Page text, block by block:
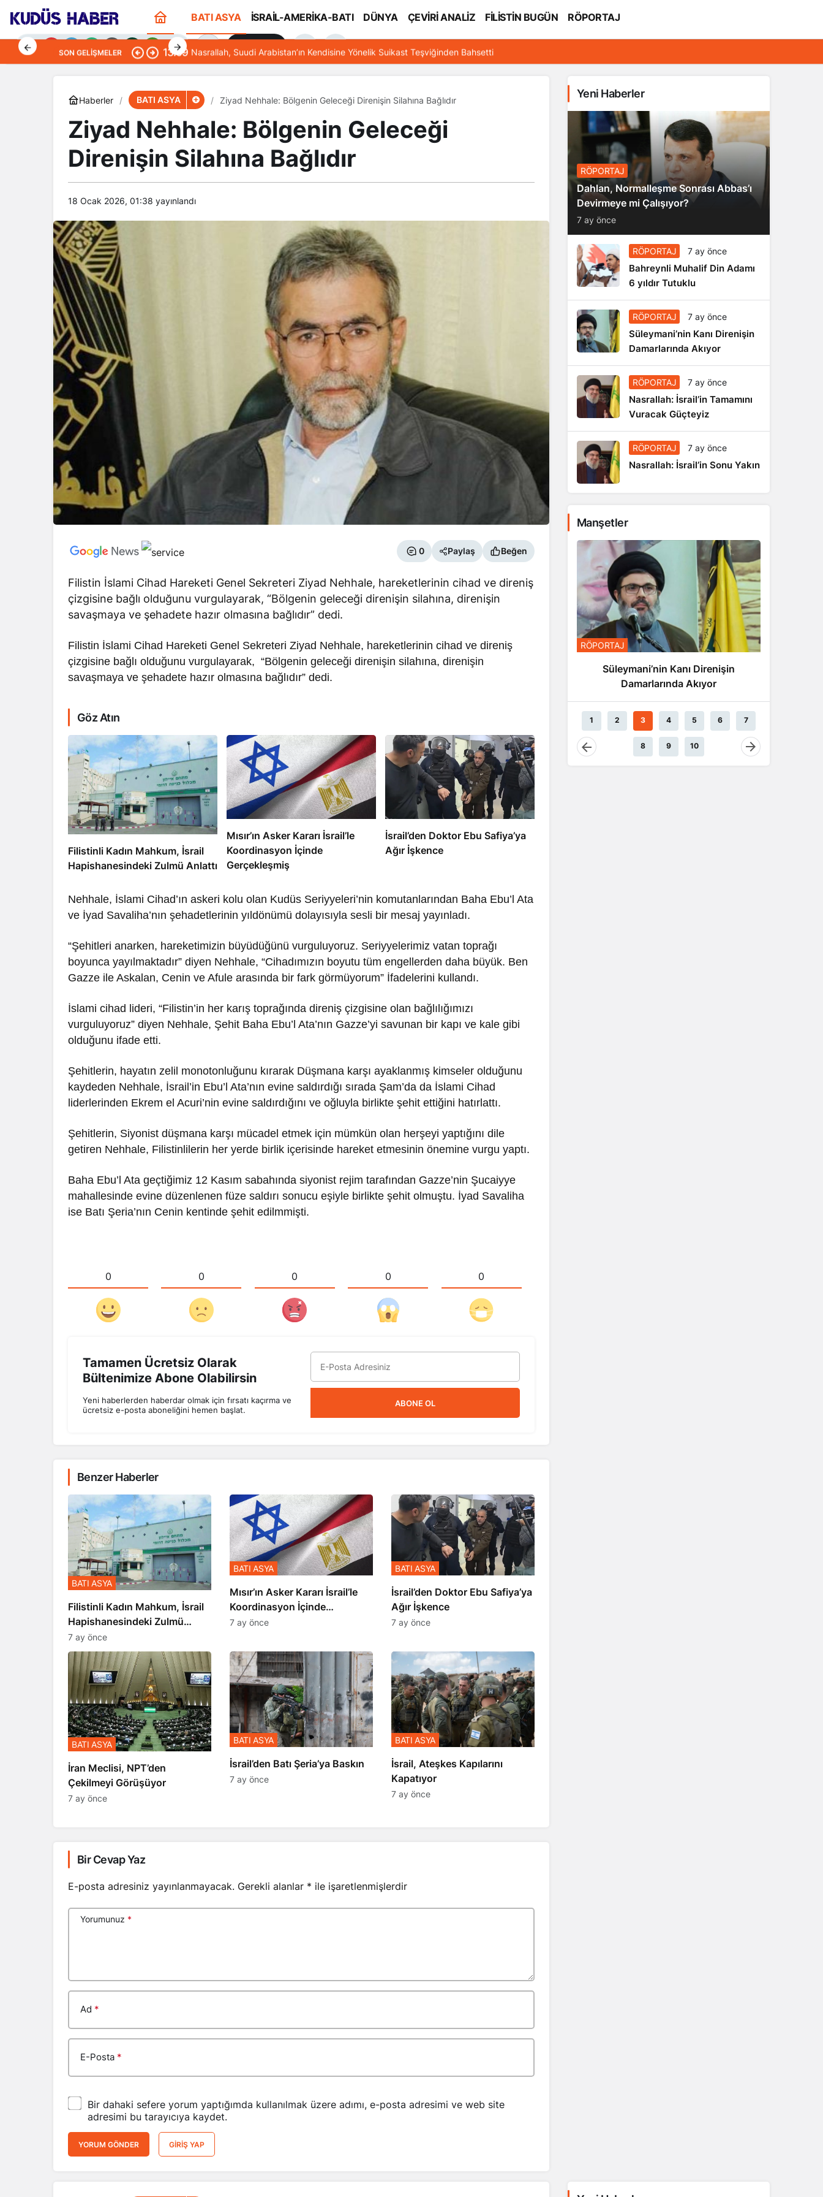
BATI ASYA İSRAİL-AMERİKA-BATI DÜNYA ÇEVİRİ ANALİZ FİLİSTİN BUGÜN RÖPORTAJ
Gündüz Modu
Gündüz modunu seçin.
Gece modunu seçin.
Sistem Modu
Sistem modunu seçin.
SON GELIŞMELER 13:09 Nasrallah, Suudi Arabistan’ın Kendisine Yönelik Suikast Teşviğinden Bahsetti
Haberler BATI ASYA Ziyad Nehhale: Bölgenin Geleceği Direnişin Silahına Bağlıdır
Ziyad Nehhale: Bölgenin Geleceği
Direnişin Silahına Bağlıdır
18 Ocak 2026, 01:38 yayınlandı
0 Paylaş Beğen
Filistin İslami Cihad Hareketi Genel Sekreteri Ziyad Nehhale, hareketlerinin cihad ve direniş
çizgisine bağlı olduğunu vurgulayarak, “Bölgenin geleceği direnişin silahına, direnişin
savaşmaya ve şehadete hazır olmasına bağlıdır” dedi.
Filistin İslami Cihad Hareketi Genel Sekreteri Ziyad Nehhale, hareketlerinin cihad ve direniş
çizgisine bağlı olduğunu vurgulayarak, “Bölgenin geleceği direnişin silahına, direnişin
savaşmaya ve şehadete hazır olmasına bağlıdır” dedi.
Göz Atın
Filistinli Kadın Mahkum, İsrail
Hapishanesindeki Zulmü Anlattı
Mısır’ın Asker Kararı İsrail’le
Koordinasyon İçinde
Gerçekleşmiş
İsrail’den Doktor Ebu Safiya’ya
Ağır İşkence
Nehhale, İslami Cihad’ın askeri kolu olan Kudüs Seriyyeleri’nin komutanlarından Baha Ebu’l Ata
ve İyad Savaliha’nın şehadetlerinin yıldönümü dolayısıyla sesli bir mesaj yayınladı.
“Şehitleri anarken, hareketimizin büyüdüğünü vurguluyoruz. Seriyyelerimiz vatan toprağı
boyunca yayılmaktadır” diyen Nehhale, “Cihadımızın boyutu tüm engellerden daha büyük. Ben
Gazze ile Askalan, Cenin ve Afule arasında bir fark görmüyorum” İfadelerini kullandı.
İslami cihad lideri, “Filistin’in her karış toprağında direniş çizgisine olan bağlılığımızı
vurguluyoruz” diyen Nehhale, Şehit Baha Ebu’l Ata’nın Gazze’yi savunan bir kapı ve kale gibi
olduğunu ifade etti.
Şehitlerin, hayatın zelil monotonluğunu kırarak Düşmana karşı ayaklanmış kimseler olduğunu
kaydeden Nehhale, İsrail’in Ebu’l Ata’nın evine saldırdığı sırada Şam’da da İslami Cihad
liderlerinden Ekrem el Acuri’nin evine saldırdığını ve oğluyla birlikte şehit ettiğini hatırlattı.
Şehitlerin, Siyonist düşmana karşı mücadel etmek için mümkün olan herşeyi yaptığını dile
getiren Nehhale, Filistinlilerin her yerde birlik içerisinde hareket etmesinin önemine vurgu yaptı.
Baha Ebu’l Ata geçtiğimiz 12 Kasım sabahında siyonist rejim tarafından Gazze’nin Şucaiyye
mahallesinde evine düzenlenen füze saldırı sonucu eşiyle birlikte şehit olmuştu. İyad Savaliha
ise Batı Şeria’nın Cenin kentinde şehit edilmmişti.
0 0 0 0 0
Tamamen Ücretsiz Olarak
Bültenimize Abone Olabilirsin
Yeni haberlerden haberdar olmak için fırsatı kaçırma ve
ücretsiz e-posta aboneliğini hemen başlat.
ABONE OL
Benzer Haberler
Filistinli Kadın Mahkum, İsrail
Hapishanesindeki Zulmü
Anlattı
BATI ASYA
7 ay önce
Mısır’ın Asker Kararı İsrail’le
Koordinasyon İçinde
Gerçekleşmiş
BATI ASYA
7 ay önce
İsrail’den Doktor Ebu Safiya’ya
Ağır İşkence
BATI ASYA
7 ay önce
İran Meclisi, NPT’den
Çekilmeyi Görüşüyor
BATI ASYA
7 ay önce
​​​​​​​İsrail’den Batı Şeria’ya Baskın
BATI ASYA
7 ay önce
İsrail, Ateşkes Kapılarını
Kapatıyor
BATI ASYA
7 ay önce
Bir Cevap Yaz
E-posta adresiniz yayınlanmayacak. Gerekli alanlar * ile işaretlenmişlerdir
Yorumunuz *
Ad *
E-Posta *
Bir dahaki sefere yorum yaptığımda kullanılmak üzere adımı, e-posta adresimi ve web site
adresimi bu tarayıcıya kaydet.
YORUM GÖNDER GIRIŞ YAP
Yeni Haberler
RÖPORTAJ
Dahlan, Normalleşme Sonrası Abbas’ı
Devirmeye mi Çalışıyor?
7 ay önce
RÖPORTAJ 7 ay önce
Bahreynli Muhalif Din Adamı
6 yıldır Tutuklu
RÖPORTAJ 7 ay önce
Süleymani’nin Kanı Direnişin
Damarlarında Akıyor
RÖPORTAJ 7 ay önce
Nasrallah: İsrail’in Tamamını
Vuracak Güçteyiz
RÖPORTAJ 7 ay önce
Nasrallah: İsrail’in Sonu Yakın
Manşetler
RÖPORTAJ
Dahlan, Normalleşme Sonrası
Abbas’ı Devirmeye mi Çalışıyor?
RÖPORTAJ
Bahreynli Muhalif Din Adamı 6
RÖPORTAJ
Süleymani’nin Kanı Direnişin
Damarlarında Akıyor
1 2 3 4 5 6 7
8 9 10